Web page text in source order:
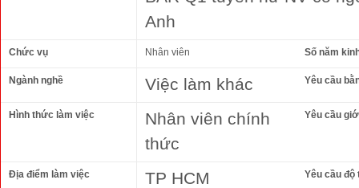
Anh
Chức vụ Nhân viên Số năm
Ngành nghề Việc làm khác Yêu cầu
Hình thức làm việc
Nhân viên chính
thức
Yêu cầu
Địa điểm làm việc TP HCM Yêu cầu độ